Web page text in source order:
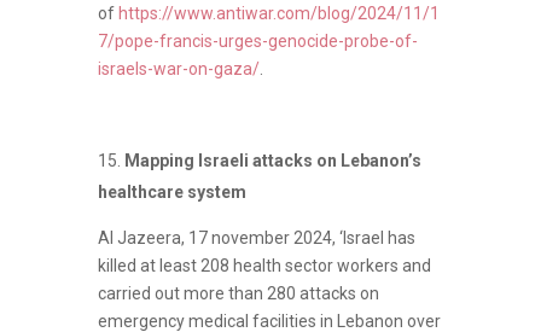
of https://www.antiwar.com/blog/2024/11/1
7/pope-francis-urges-genocide-probe-of-
israels-war-on-gaza/.
Mapping Israeli attacks on Lebanon’s
healthcare system
Al Jazeera, 17 november 2024, ‘Israel has
killed at least 208 health sector workers and
carried out more than 280 attacks on
emergency medical facilities in Lebanon over